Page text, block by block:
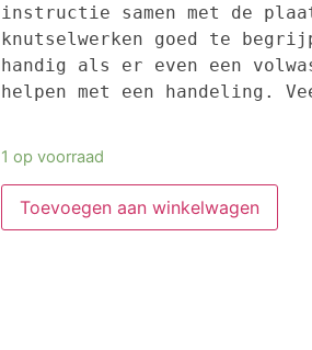
instructie samen met de
knutselwerken goed te
handig als er even een
helpen met een handeling.
1 op voorraad
Toevoegen aan winkelwagen